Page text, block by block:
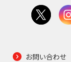
お問い合わせ